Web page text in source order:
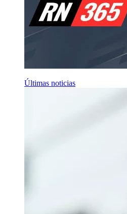
Últimas noticias